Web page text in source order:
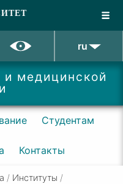
ru
медицинской
Студентам
Контакты
/ Институты /